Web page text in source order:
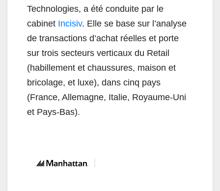
Technologies, a été conduite par le
cabinet Incisiv. Elle se base sur l’analyse
de transactions d’achat réelles et porte
sur trois secteurs verticaux du Retail
(habillement et chaussures, maison et
bricolage, et luxe), dans cinq pays
(France, Allemagne, Italie, Royaume-Uni
et Pays-Bas).